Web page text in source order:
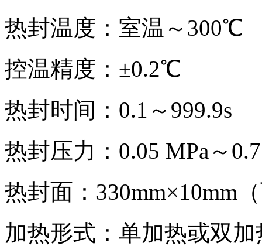
热封温度：室温～300℃
控温精度：±0.2℃
热封时间：0.1～999.9s
热封压力：0.05 MPa～
热封面：330mm×10mm
加热形式：单加热或双加